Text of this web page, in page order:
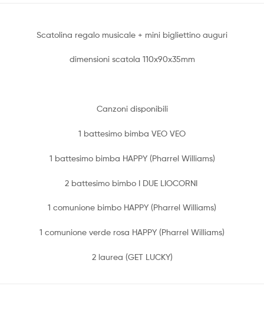
Scatolina regalo musicale + mini bigliettino auguri
dimensioni scatola 110x90x35mm
Canzoni disponibili
1 battesimo bimba VEO VEO
1 battesimo bimba HAPPY (Pharrel Williams)
2 battesimo bimbo I DUE LIOCORNI
1 comunione bimbo HAPPY (Pharrel Williams)
1 comunione verde rosa HAPPY (Pharrel Williams)
2 laurea (GET LUCKY)